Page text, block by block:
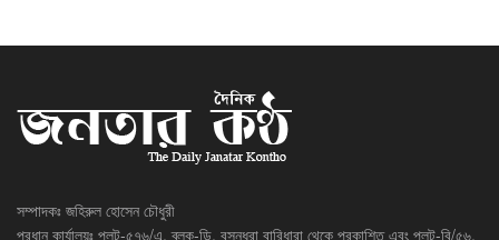
সম্পাদকঃ জহিরুল হোসেন চৌধুরী
প্রধান কার্যালয়ঃ প্লট-৫৭৬/এ, ব্লক-ডি, বসুন্ধরা বারিধারা থেকে প্রকাশিত এবং প্লট-বি/৫৬,